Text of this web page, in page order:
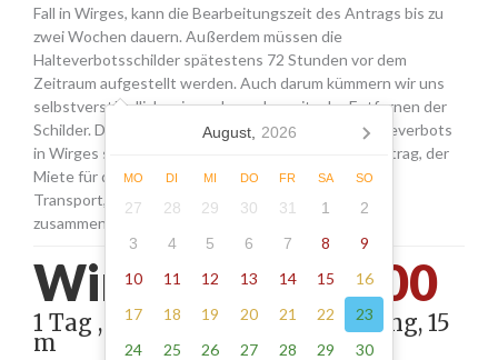
Fall in Wirges, kann die Bearbeitungszeit des Antrags bis zu
zwei Wochen dauern. Außerdem müssen die
Halteverbotsschilder spätestens 72 Stunden vor dem
Zeitraum aufgestellt werden. Auch darum kümmern wir uns
selbstverständlich, wie auch um das zeitnahe Entfernen der
Schilder. Die Kosten für die Beantragung eines Halteverbots
in Wirges setzen sich aus den Gebühren für den Antrag, der
Miete für die Schilder sowie einer Pauschale für den
Transport, das Aufstellen und Abholen der Schilder
zusammen.
Wirges - 210.00
1 Tag , Stellung gemäß Anordnung, 15
m
August, 2026
MO DI MI DO FR SA SO
27 28 29 30 31 1
2
3
4 5 6 7 8
9
10
11 12 13 14 15
16
17
18 19 20 21 22
23
24
25 26 27 28 29
30